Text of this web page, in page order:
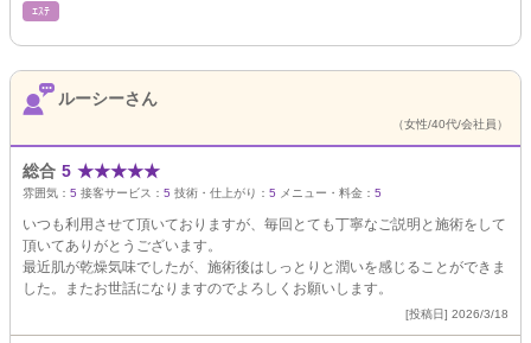
ｴｽﾃ
ルーシーさん
（女性/40代/会社員）
総合 5 ★★★★★
雰囲気： 5 接客サービス： 5 技術・仕上がり： 5 メニュー・料金： 5
いつも利用させて頂いておりますが、毎回とても丁寧なご説明と施術をして
頂いてありがとうございます。
最近肌が乾燥気味でしたが、施術後はしっとりと潤いを感じることができま
した。またお世話になりますのでよろしくお願いします。
[投稿日] 2026/3/18